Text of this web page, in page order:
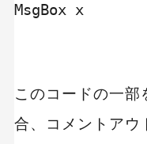
MsgBox x
このコードの一部
合、コメントアウ